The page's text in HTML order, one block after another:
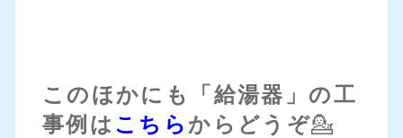
このほかにも「給湯器」の工
事例は こちら からどうぞ💁